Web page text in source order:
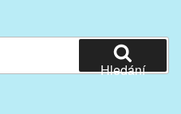
Hledání